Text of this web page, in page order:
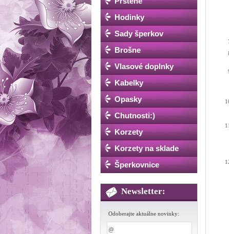
Hodinky
Sady šperkov
Brošne
Vlasové doplnky
Kabelky
Opasky
Chutnosti:)
Korzety
Korzety na sklade
Šperkovnice
Newsletter:
Odoberajte aktuálne novinky: